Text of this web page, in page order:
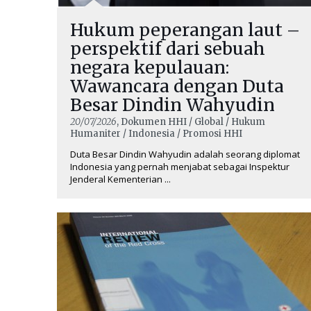
Hukum peperangan laut –
perspektif dari sebuah
negara kepulauan:
Wawancara dengan Duta
Besar Dindin Wahyudin
20/07/2026, Dokumen HHI / Global / Hukum
Humaniter / Indonesia / Promosi HHI
Duta Besar Dindin Wahyudin adalah seorang diplomat
Indonesia yang pernah menjabat sebagai Inspektur
Jenderal Kementerian ...